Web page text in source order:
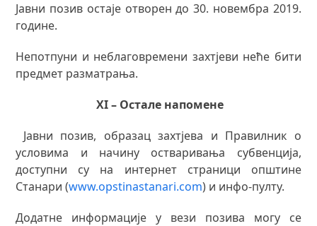
Јавни позив остаје отворен до 30. новембра 2019.
године.
Непотпуни и неблаговремени захтјеви неће бити
предмет разматрања.
XI – Остале напомене
Јавни позив, образац захтјева и Правилник о
условима и начину остваривања субвенција,
доступни су на интернет страници општине
Станари (www.opstinastanari.com) и инфо-пулту.
Додатне информације у вези позива могу се